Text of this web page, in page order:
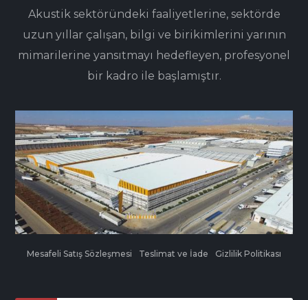
Akustik sektöründeki faaliyetlerine, sektörde
uzun yıllar çalışan, bilgi ve birikimlerini yarının
mimarilerine yansıtmayı hedefleyen, profesyonel
bir kadro ile başlamıştır.
Mesafeli Satış Sözleşmesi Teslimat ve İade Gizlilik Politikası